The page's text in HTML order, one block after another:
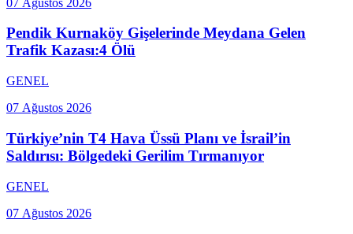
Pendik Kurnaköy Gişelerinde Meydana Gelen
Trafik Kazası:4 Ölü
GENEL
07 Ağustos 2026
Türkiye’nin T4 Hava Üssü Planı ve İsrail’in
Saldırısı: Bölgedeki Gerilim Tırmanıyor
GENEL
07 Ağustos 2026